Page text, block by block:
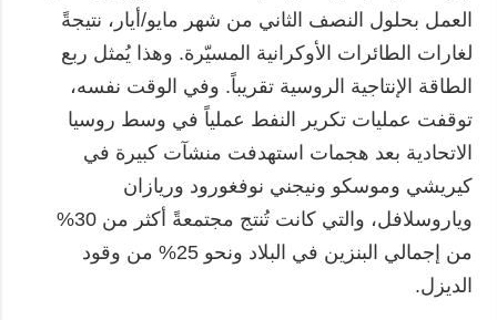
العمل بحلول النصف الثاني من شهر مايو/أيار، نتيجةً
لغارات الطائرات الأوكرانية المسيّرة. وهذا يُمثل ربع
الطاقة الإنتاجية الروسية تقريباً. وفي الوقت نفسه،
توقفت عمليات تكرير النفط عملياً في وسط روسيا
الاتحادية بعد هجمات استهدفت منشآت كبيرة في
كيريشي وموسكو ونيجني نوفغورود وريازان
وياروسلافل، والتي كانت تُنتج مجتمعةً أكثر من 30%
من إجمالي البنزين في البلاد ونحو 25% من وقود
الديزل.